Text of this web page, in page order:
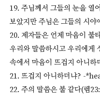
19. 주님께서 그들의 눈을 열
보았지만 주님은 그들의 시
20. 제자들은 언제 마음이 불
우리와 말씀하시고 우리에게
속에서 마음이 뜨겁지 아니하
21. 뜨겁지 아니하더냐? -
22. 주의 말씀은 불 같다(렘